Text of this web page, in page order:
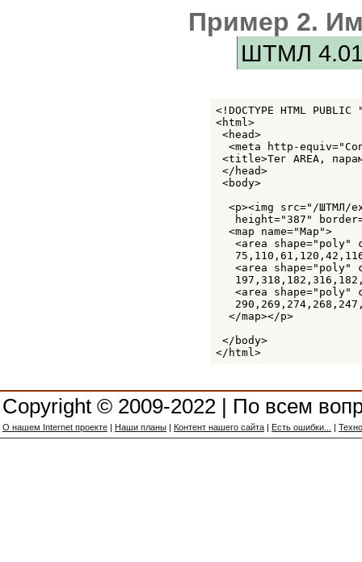
Пример 2.
ШТМЛ
<!DOCTYPE HTML
<html>
<head>
<meta http-
<title>Тег AREA,
</head>
<body>
<p><img src="/ШТМЛ/
height="387"
  <map name="Map">
<area shape="poly"
<area shape="poly"
<area shape="poly"
  </map></p>
</body>
</html>
Copyright © 2009-2022 | По всем
О нашем Internet проекте | Наши планы | Контент нашего сайта | Есть ошибки... |